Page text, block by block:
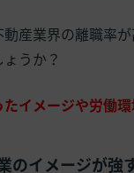
産業界の離職率
うか？
たイメージや労働
のイメージが強